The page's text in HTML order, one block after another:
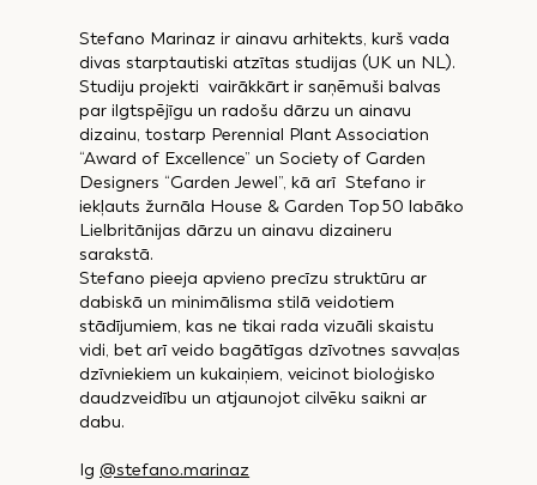
Stefano Marinaz ir ainavu arhitekts, kurš vada
divas starptautiski atzītas studijas (UK un NL).
Studiju projekti vairākkārt ir saņēmuši balvas
par ilgtspējīgu un radošu dārzu un ainavu
dizainu, tostarp Perennial Plant Association
“Award of Excellence” un Society of Garden
Designers “Garden Jewel”, kā arī Stefano ir
iekļauts žurnāla House & Garden Top 50 labāko
Lielbritānijas dārzu un ainavu dizaineru
sarakstā.
Stefano pieeja apvieno precīzu struktūru ar
dabiskā un minimālisma stilā veidotiem
stādījumiem, kas ne tikai rada vizuāli skaistu
vidi, bet arī veido bagātīgas dzīvotnes savvaļas
dzīvniekiem un kukaiņiem, veicinot bioloģisko
daudzveidību un atjaunojot cilvēku saikni ar
dabu.
Ig @stefano.marinaz